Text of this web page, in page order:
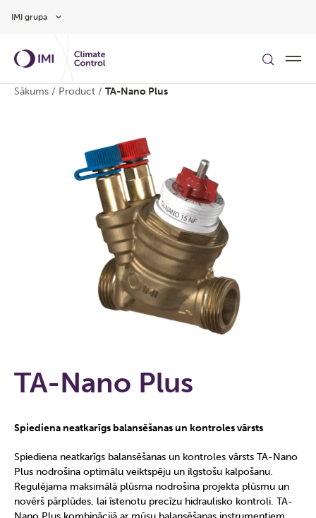
IMI grupa
Sākums / Product / TA-Nano Plus
TA-Nano Plus
Spiediena neatkarīgs balansēšanas un kontroles vārsts
Spiediena neatkarīgs balansēšanas un kontroles vārsts TA-Nano
Plus nodrošina optimālu veiktspēju un ilgstošu kalpošanu.
Regulējama maksimālā plūsma nodrošina projekta plūsmu un
novērš pārplūdes, lai īstenotu precīzu hidraulisko kontroli. TA-